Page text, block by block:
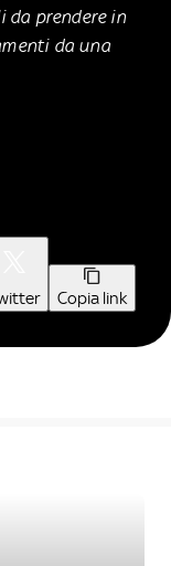
prendere in
da una
Copia link